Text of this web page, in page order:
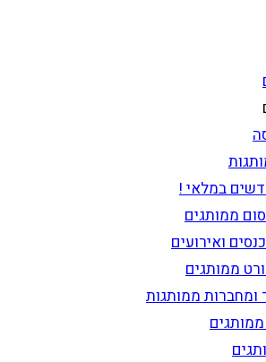
במלאי !
ממותגים
ואירועים
ממותגים
ומחברות ממותגות